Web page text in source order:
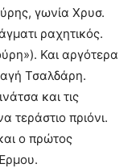
γωνία Χρυσ.
ραχητικός.
Και αργότερα
Τσαλδάρη.
και τις
τεράστιο πριόνι.
ο πρώτος